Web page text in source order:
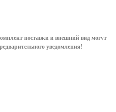
поставки и внешний вид могут
уведомления!